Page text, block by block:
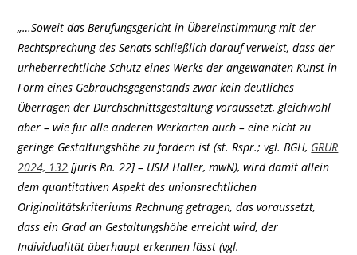
„…Soweit das Berufungsgericht in Übereinstimmung mit der
Rechtsprechung des Senats schließlich darauf verweist, dass der
urheberrechtliche Schutz eines Werks der angewandten Kunst in
Form eines Gebrauchsgegenstands zwar kein deutliches
Überragen der Durchschnittsgestaltung voraussetzt, gleichwohl
aber – wie für alle anderen Werkarten auch – eine nicht zu
geringe Gestaltungshöhe zu fordern ist (st. Rspr.; vgl. BGH, GRUR
2024, 132 [juris Rn. 22] – USM Haller, mwN), wird damit allein
dem quantitativen Aspekt des unionsrechtlichen
Originalitätskriteriums Rechnung getragen, das voraussetzt,
dass ein Grad an Gestaltungshöhe erreicht wird, der
Individualität überhaupt erkennen lässt (vgl.